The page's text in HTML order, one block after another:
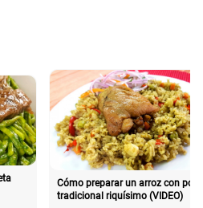
Cómo preparar un arroz con pollo
tradicional riquísimo (VIDEO)